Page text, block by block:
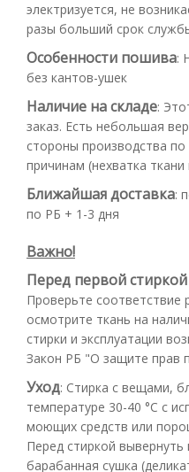
электризуется, не
разы больший срок
Особенности пошива:
без кантов-ушек
Наличие на складе:
заказ. Есть небольшая
стороны производства
причинам (нехватка
Ближайшая доставка:
по РБ + 1-3 дня
Важно!
Перед первой
Проверьте соответствие
осмотрите ткань на
стирки и эксплуатации
Закон РБ "О защите прав
Уход: Стирка с вещами,
температуре 30-40 °С с
моющих средств или
Перед стиркой вывернуть
барабанная сушка